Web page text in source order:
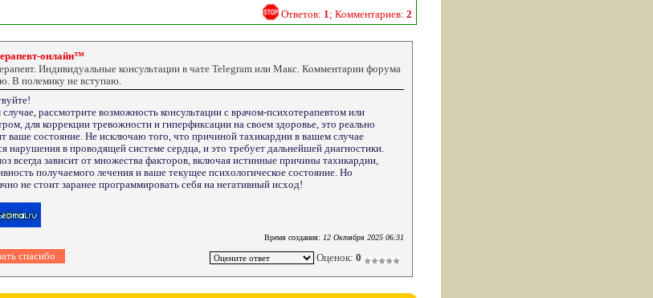
Ответов: 1; Комментариев: 2
онлайн™
Индивидуальные консультации в чате Telegram или Макс. Комментарии форума
В полемику не вступаю.
рассмотрите возможность консультации с врачом-психотерапевтом или
для коррекции тревожности и гиперфиксации на своем здоровье, это реально
ваше состояние. Не исключаю того, что причиной тахикардии в вашем случае
нарушения в проводящей системе сердца, и это требует дальнейшей диагностики.
всегда зависит от множества факторов, включая истинные причины тахикардии,
получаемого лечения и ваше текущее психологическое состояние. Но
не стоит заранее программировать себя на негативный исход!
Время создания: 12 Октября 2025 06:31
Оценок: 0